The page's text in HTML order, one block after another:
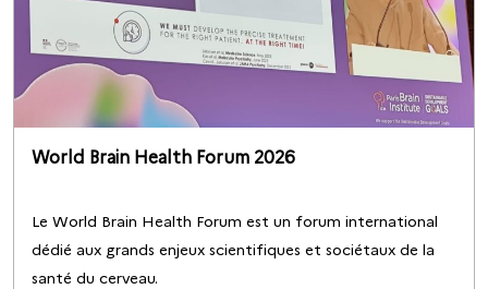
World Brain Health Forum 2026
Le World Brain Health Forum est un forum international
dédié aux grands enjeux scientifiques et sociétaux de la
santé du cerveau.